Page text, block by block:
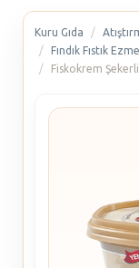
Kuru Gıda
Fındık Fıstık
Fiskokrem Şekerli